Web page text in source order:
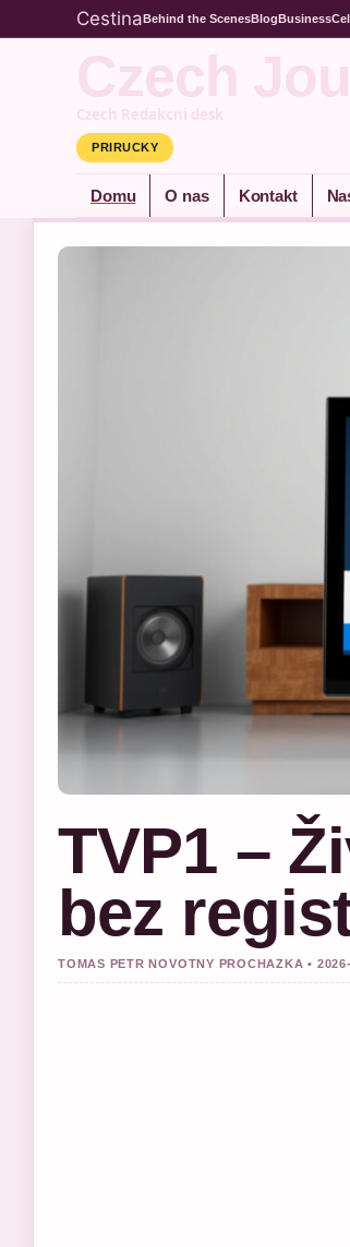
CestinaBehind the ScenesBlogBusiness
Czech
Czech Redakcni desk
PRIRUCKY
Domu O nas Kontakt
TVP1 –
bez
TOMAS PETR NOVOTNY PROCHAZKA •